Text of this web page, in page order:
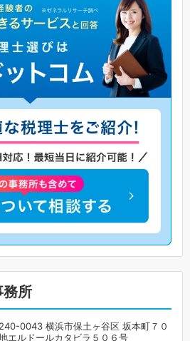
務所
0043 横浜市保土ヶ谷区 坂本町７０
エルドールカタビラ５０６号